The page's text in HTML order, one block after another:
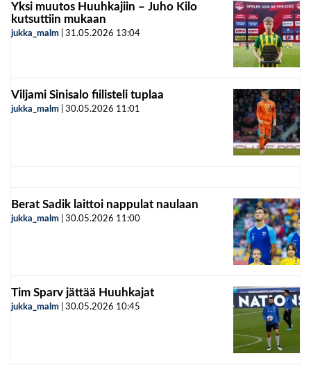
Yksi muutos Huuhkajiin – Juho Kilo
kutsuttiin mukaan
jukka_malm 31.05.2026 13:04
Viljami Sinisalo fiilisteli tuplaa
jukka_malm 30.05.2026 11:01
Berat Sadik laittoi nappulat naulaan
jukka_malm 30.05.2026 11:00
Tim Sparv jättää Huuhkajat
jukka_malm 30.05.2026 10:45